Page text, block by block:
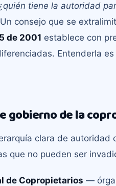
tiene la autoridad
consejo que se
de 2001 establece con
Entenderla
gobierno de la
clara de autoridad
que no pueden ser
de Copropietarios —